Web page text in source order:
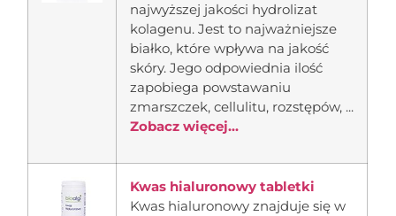
najwyższej jakości hydrolizat
kolagenu. Jest to najważniejsze
białko, które wpływa na jakość
skóry. Jego odpowiednia ilość
zapobiega powstawaniu
zmarszczek, cellulitu, rozstępów, ...
Zobacz więcej...
Kwas hialuronowy tabletki
Kwas hialuronowy znajduje się w